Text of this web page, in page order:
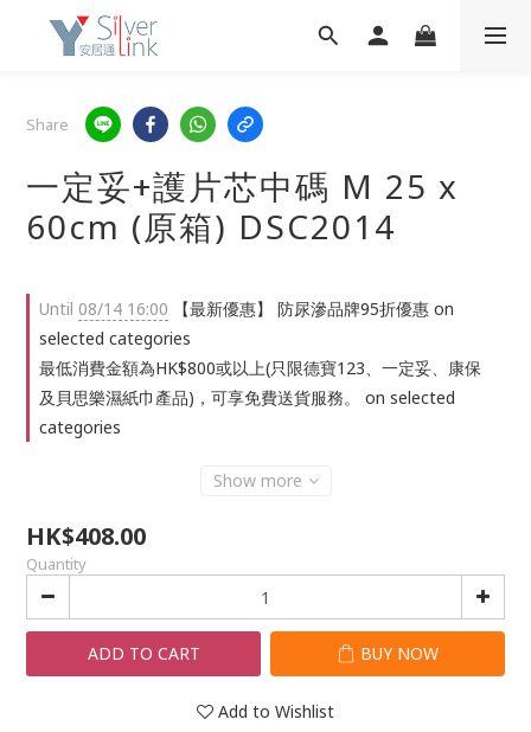
Share
一定妥+護片芯中碼 M 25 x
60cm (原箱) DSC2014
Until 08/14 16:00 【最新優惠】 防尿滲品牌95折優惠 on
selected categories
最低消費金額為HK$800或以上(只限德寶123、一定妥、康保
及貝思樂濕紙巾產品)，可享免費送貨服務。 on selected
categories
Show more
HK$408.00
Quantity
ADD TO CART BUY NOW
Add to Wishlist